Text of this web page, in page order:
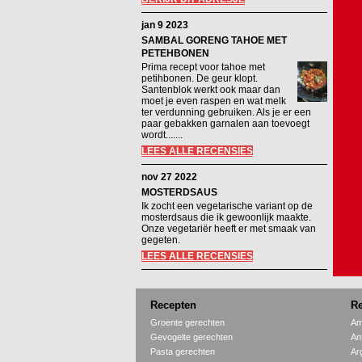
jan 9 2023
SAMBAL GORENG TAHOE MET
PETEHBONEN
Prima recept voor tahoe met
petihbonen. De geur klopt.
Santenblok werkt ook maar dan
moet je even raspen en wat melk
ter verdunning gebruiken. Als je er een
paar gebakken garnalen aan toevoegt
wordt.......
LEES ALLE RECENSIES
nov 27 2022
MOSTERDSAUS
Ik zocht een vegetarische variant op de
mosterdsaus die ik gewoonlijk maakte.
Onze vegetariër heeft er met smaak van
gegeten.
LEES ALLE RECENSIES
Recepten
Groente gerechten
Gevogelte gerechten
Pasta gerechten